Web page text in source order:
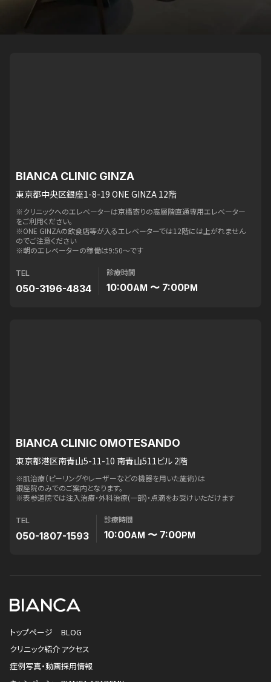
BIANCA CLINIC GINZA
東京都中央区銀座1-8-19 ONE GINZA 12階
※クリニックへのエレベーターは京橋寄りの高層階直通専用エレベーター
をご利用ください。
※ONE GINZAの飲食店等が入るエレベーターでは12階には上がれません
のでご注意ください
※朝のエレベーターの稼働は9:50〜です
TEL
050-3196-4834
診療時間
10:00AM 〜 7:00PM
BIANCA CLINIC OMOTESANDO
東京都港区南青山5-11-10 南青山511ビル 2階
※肌治療（ピーリングやレーザーなどの機器を用いた施術）は
銀座院のみでのご案内となります。
※表参道院では注入治療・外科治療(一部)・点滴をお受けいただけます
TEL
050-1807-1593
診療時間
10:00AM 〜 7:00PM
トップページ
クリニック紹介
症例写真・動画
BLOG
アクセス
採用情報